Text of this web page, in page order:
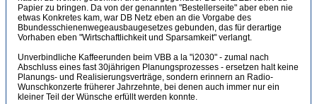
Papier zu bringen. Da von der genannten "Bestellerseite" aber eben nie
etwas Konkretes kam, war DB Netz eben an die Vorgabe des
Bbundesschienenwegeausbaugesetzes gebunden, das für derartige
Vorhaben eben "Wirtschaftlichkeit und Sparsamkeit" verlangt.
Unverbindliche Kaffeerunden beim VBB a la "i2030" - zumal nach
Abschluss eines fast 30jährigen Planungsprozesses - ersetzen halt keine
Planungs- und Realisierungsverträge, sondern erinnern an Radio-
Wunschkonzerte früherer Jahrzehnte, bei denen auch immer nur ein
kleiner Teil der Wünsche erfüllt werden konnte.